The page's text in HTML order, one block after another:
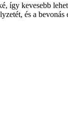
így kevesebb
és a bevonás